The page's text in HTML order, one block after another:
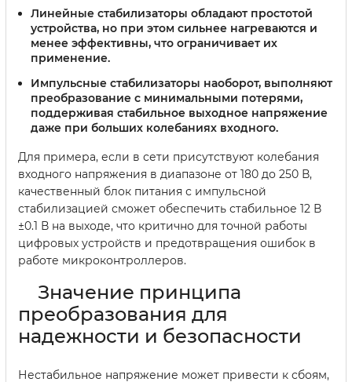
Линейные стабилизаторы обладают простотой
устройства, но при этом сильнее нагреваются и
менее эффективны, что ограничивает их
применение.
Импульсные стабилизаторы наоборот, выполняют
преобразование с минимальными потерями,
поддерживая стабильное выходное напряжение
даже при больших колебаниях входного.
Для примера, если в сети присутствуют колебания
входного напряжения в диапазоне от 180 до 250 В,
качественный блок питания с импульсной
стабилизацией сможет обеспечить стабильное 12 В
±0.1 В на выходе, что критично для точной работы
цифровых устройств и предотвращения ошибок в
работе микроконтроллеров.
Значение принципа
преобразования для
надежности и безопасности
Нестабильное напряжение может привести к сбоям,